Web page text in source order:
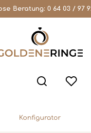
Beratung: 0 64 03 / 97
Konfigurator